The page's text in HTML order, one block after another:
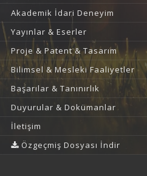
Akademik İdari Deneyim
Yayınlar & Eserler
Proje & Patent & Tasarım
Bilimsel & Mesleki Faaliyetler
Başarılar & Tanınırlık
Duyurular & Dokümanlar
İletişim
Özgeçmiş Dosyası İndir